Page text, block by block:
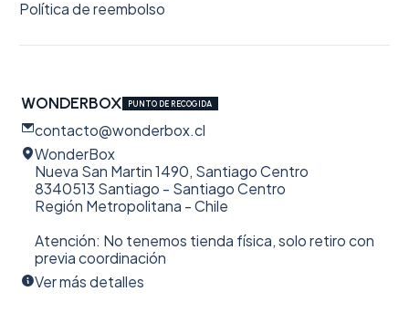
Política de reembolso
WONDERBOX PUNTO DE RECOGIDA
contacto@wonderbox.cl
WonderBox
Nueva San Martin 1490, Santiago Centro
8340513 Santiago - Santiago Centro
Región Metropolitana - Chile
Atención: No tenemos tienda física, solo retiro con
previa coordinación
Ver más detalles